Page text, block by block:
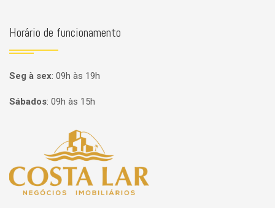
Horário de funcionamento
Seg à sex: 09h às 19h
Sábados: 09h às 15h
Página inicial